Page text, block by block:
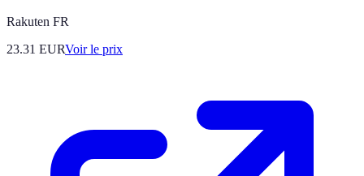
Rakuten FR
23.31 EURVoir le prix